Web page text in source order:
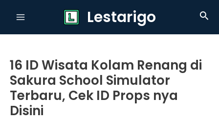
Lestarigo
16 ID Wisata Kolam Renang di
Sakura School Simulator
Terbaru, Cek ID Props nya
Disini